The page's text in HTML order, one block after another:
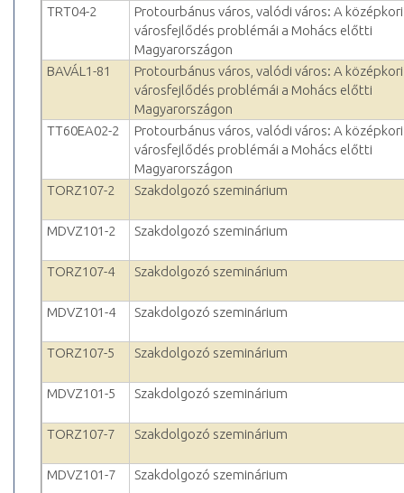
TRT04-2
Protourbánus város, valódi város: A középkori
városfejlődés problémái a Mohács előtti
Magyarországon
BAVÁL1-81
Protourbánus város, valódi város: A középkori
városfejlődés problémái a Mohács előtti
Magyarországon
TT60EA02-2
Protourbánus város, valódi város: A középkori
városfejlődés problémái a Mohács előtti
Magyarországon
TORZ107-2
Szakdolgozó szeminárium
MDVZ101-2 Szakdolgozó szeminárium
TORZ107-4 Szakdolgozó szeminárium
MDVZ101-4 Szakdolgozó szeminárium
TORZ107-5 Szakdolgozó szeminárium
MDVZ101-5 Szakdolgozó szeminárium
TORZ107-7 Szakdolgozó szeminárium
MDVZ101-7 Szakdolgozó szeminárium